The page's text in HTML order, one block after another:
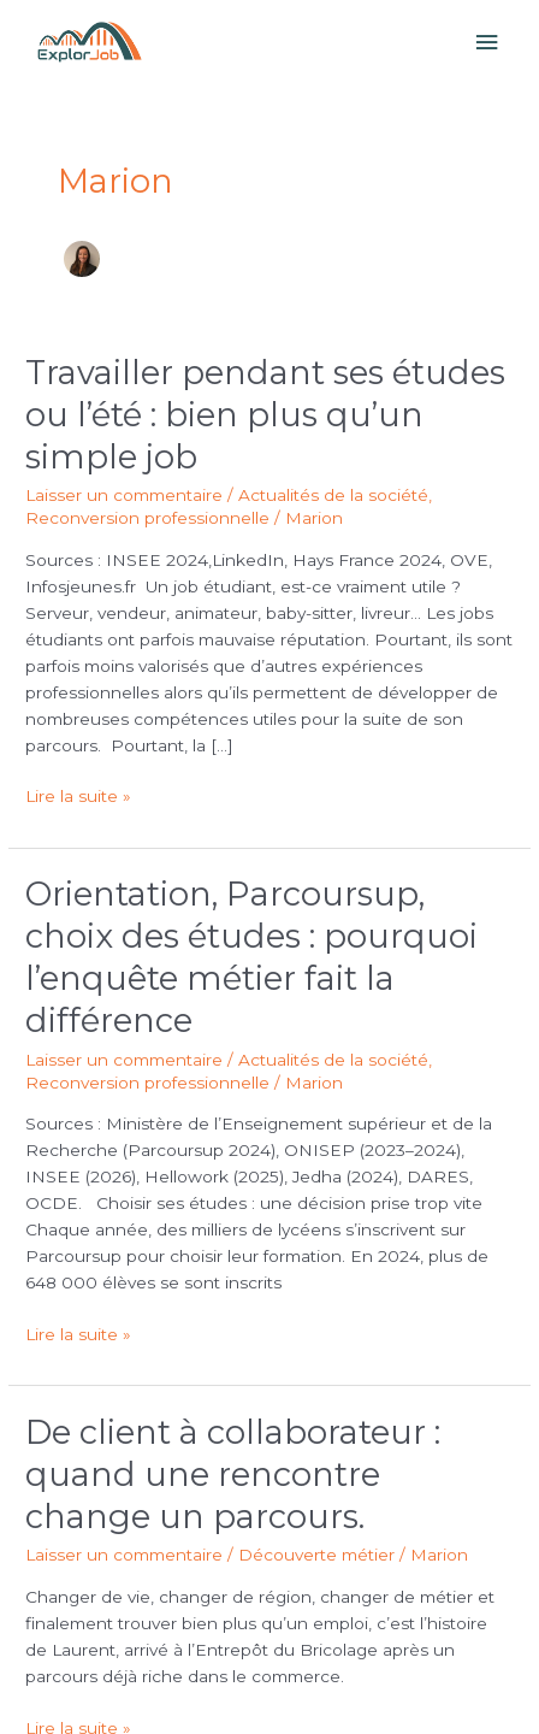
contenu
Marion
Travailler pendant ses études
ou l’été : bien plus qu’un
simple job
Laisser un commentaire /Actualités de la société
Reconversion professionnelle / Marion
Sources : INSEE 2024,LinkedIn, Hays France 2024, OVE,
Infosjeunes.fr Un job étudiant, est-ce vraiment utile ?
Serveur, vendeur, animateur, baby-sitter, livreur… Les jobs
étudiants ont parfois mauvaise réputation. Pourtant, ils sont
parfois moins valorisés que d’autres expériences
professionnelles alors qu’ils permettent de développer de
nombreuses compétences utiles pour la suite de son
parcours. Pourtant, la […]
Travailler
pendant
ses
études
ou
l’été
:
qu’un
Lire la suite »
Orientation, Parcoursup,
choix des études : pourquoi
l’enquête métier fait la
différence
Laisser un commentaire /Actualités de la société
Reconversion professionnelle / Marion
Sources : Ministère de l’Enseignement supérieur et de la
Recherche (Parcoursup 2024), ONISEP (2023–2024),
INSEE (2026), Hellowork (2025), Jedha (2024), DARES,
OCDE. Choisir ses études : une décision prise trop vite
Chaque année, des milliers de lycéens s’inscrivent sur
Parcoursup pour choisir leur formation. En 2024, plus de
648 000 élèves se sont inscrits
Orientation,
Parcoursup,
choix
des
études
:
l’enquête
fait
la
différence
Lire la suite »
De client à collaborateur :
quand une rencontre
change un parcours.
Laisser un commentaire / Découverte métier / Marion
Changer de vie, changer de région, changer de métier et
finalement trouver bien plus qu’un emploi, c’est l’histoire
de Laurent, arrivé à l’Entrepôt du Bricolage après un
parcours déjà riche dans le commerce.
De
client
à
collaborateur
:
quand
rencontre
change
un
parcours.
Lire la suite »